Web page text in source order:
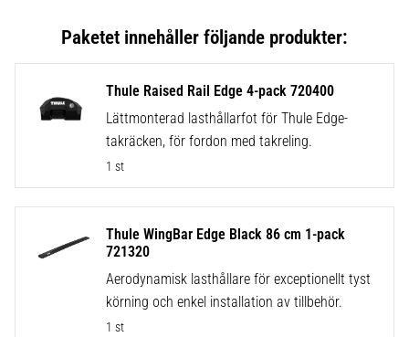
Thule Raised Rail Edge 4-pack 720400
Lättmonterad lasthållarfot för Thule Edge-
takräcken, för fordon med takreling.
1 st
Thule WingBar Edge Black 86 cm 1-pack
721320
Aerodynamisk lasthållare för exceptionellt tyst
körning och enkel installation av tillbehör.
1 st